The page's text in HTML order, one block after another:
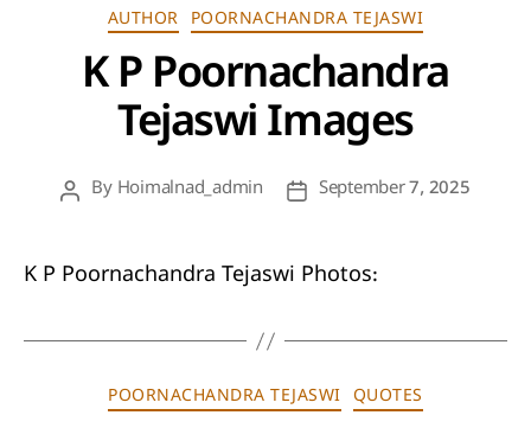
Categories
AUTHOR POORNACHANDRA TEJASWI
K P Poornachandra
Tejaswi Images
PostBy Hoimalnad_admin
PostSeptember 7, 2025
K P Poornachandra Tejaswi Photos:
Categories
POORNACHANDRA TEJASWI QUOTES